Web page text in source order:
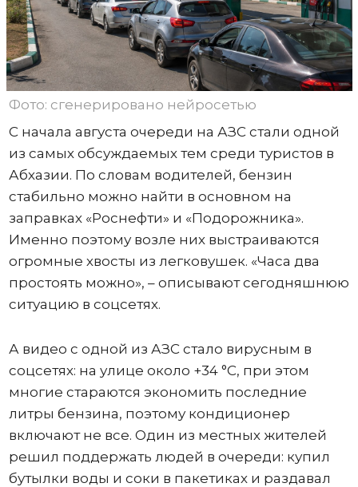
Фото: сгенерировано нейросетью
С начала августа очереди на АЗС стали одной
из самых обсуждаемых тем среди туристов в
Абхазии. По словам водителей, бензин
стабильно можно найти в основном на
заправках «Роснефти» и «Подорожника».
Именно поэтому возле них выстраиваются
огромные хвосты из легковушек. «Часа два
простоять можно», – описывают сегодняшнюю
ситуацию в соцсетях.
А видео с одной из АЗС стало вирусным в
соцсетях: на улице около +34 °C, при этом
многие стараются экономить последние
литры бензина, поэтому кондиционер
включают не все. Один из местных жителей
решил поддержать людей в очереди: купил
бутылки воды и соки в пакетиках и раздавал